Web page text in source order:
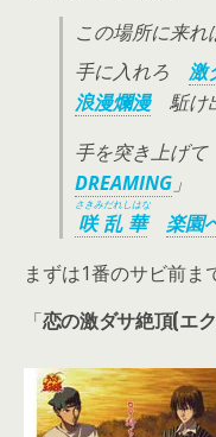
この場所に来
手に入れろ 激
浪漫爛漫駈け
手を突き上げ
DREAMING 」
咲乱華
さきみだれしはな
楽園
まずは1番のサビ前ま
「恋の激ダサ絶頂(エ